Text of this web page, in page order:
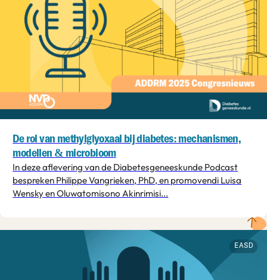
De rol van methylglyoxaal bij diabetes: mechanismen,
modellen & microbioom
In deze aflevering van de Diabetesgeneeskunde Podcast
bespreken Philippe Vangrieken, PhD, en promovendi Luisa
Wensky en Oluwatomisono Akinrimisi...
EASD